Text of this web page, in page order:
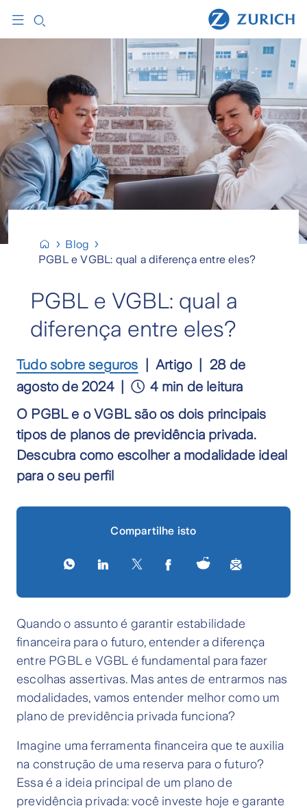
Blog
PGBL e VGBL: qual a diferença entre eles?
PGBL e VGBL: qual a
diferença entre eles?
Tudo sobre seguros Artigo
28 de
agosto de 2024
4 min de leitura
O PGBL e o VGBL são os dois principais
tipos de planos de previdência privada.
Descubra como escolher a modalidade ideal
para o seu perfil
Compartilhe isto
Quando o assunto é garantir estabilidade
financeira para o futuro, entender a diferença
entre PGBL e VGBL é fundamental para fazer
escolhas assertivas. Mas antes de entrarmos nas
modalidades, vamos entender melhor como um
plano de previdência privada funciona?
Imagine uma ferramenta financeira que te auxilia
na construção de uma reserva para o futuro?
Essa é a ideia principal de um plano de
previdência privada: você investe hoje e garante